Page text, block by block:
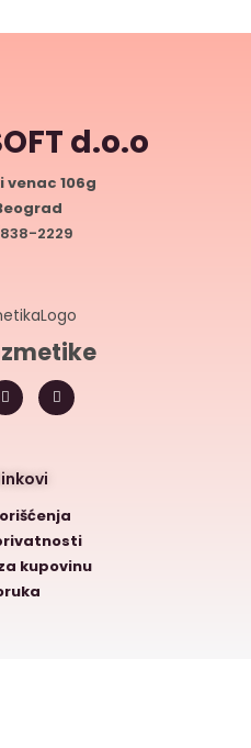
d.o.o
venac 106g
2229
kupovinu